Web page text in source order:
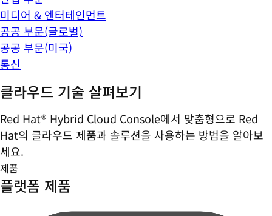
미디어 & 엔터테인먼트
공공 부문(글로벌)
공공 부문(미국)
통신
클라우드 기술 살펴보기
Red Hat® Hybrid Cloud Console에서 맞춤형으로 Red
Hat의 클라우드 제품과 솔루션을 사용하는 방법을 알아보
세요.
제품
플랫폼 제품